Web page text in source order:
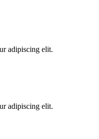
adipiscing elit.
adipiscing elit.